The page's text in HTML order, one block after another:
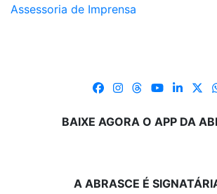
Assessoria de Imprensa
BAIXE AGORA O APP DA
A ABRASCE É